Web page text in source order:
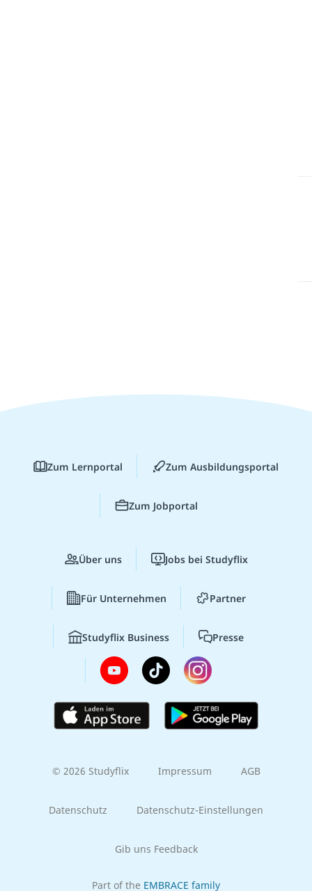
Zum Lernportal Zum Ausbildungsportal
Zum Jobportal
Über uns Jobs bei Studyflix
Für Unternehmen Partner
Studyflix Business Presse
© 2026 Studyflix Impressum AGB
Datenschutz Datenschutz-Einstellungen
Gib uns Feedback
Part of the EMBRACE family